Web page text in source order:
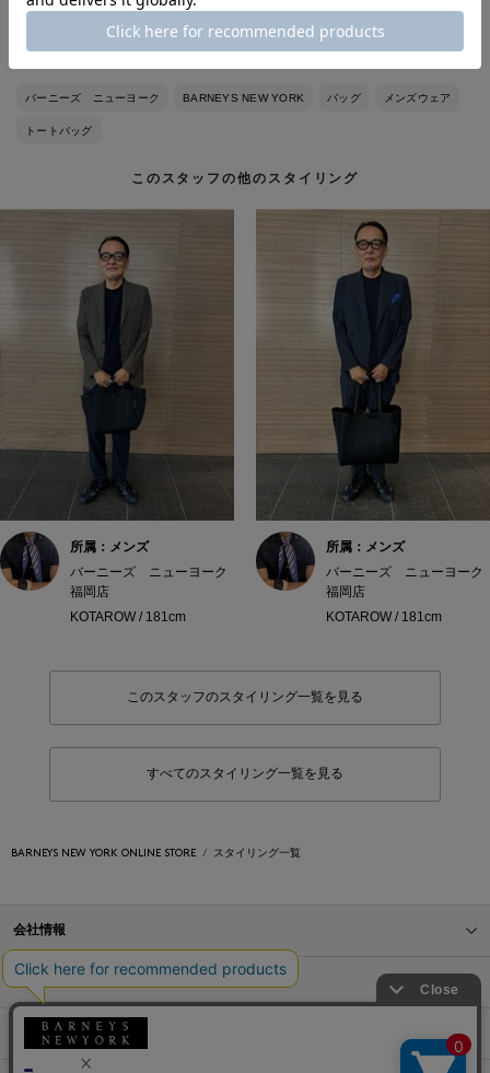
使い勝手のよいベーシック＆シンプルなデザインです。
バーニーズ ニューヨーク BARNEYS NEW YORK バッグ メンズウェア
トートバッグ
このスタッフの他のスタイリング
所属：メンズ
バーニーズ ニューヨーク
福岡店
KOTAROW / 181cm
所属：メンズ
バーニーズ ニューヨーク
福岡店
KOTAROW / 181cm
このスタッフのスタイリング一覧を見る
すべてのスタイリング一覧を見る
BARNEYS NEW YORK ONLINE STORE スタイリング一覧
会社情報
店舗情報